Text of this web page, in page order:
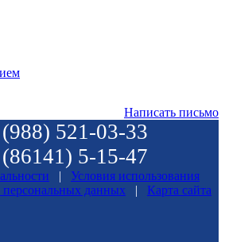
Написать письмо
521-03-33
5-15-47
|
Условия использования
персональных данных
|
Карта сайта